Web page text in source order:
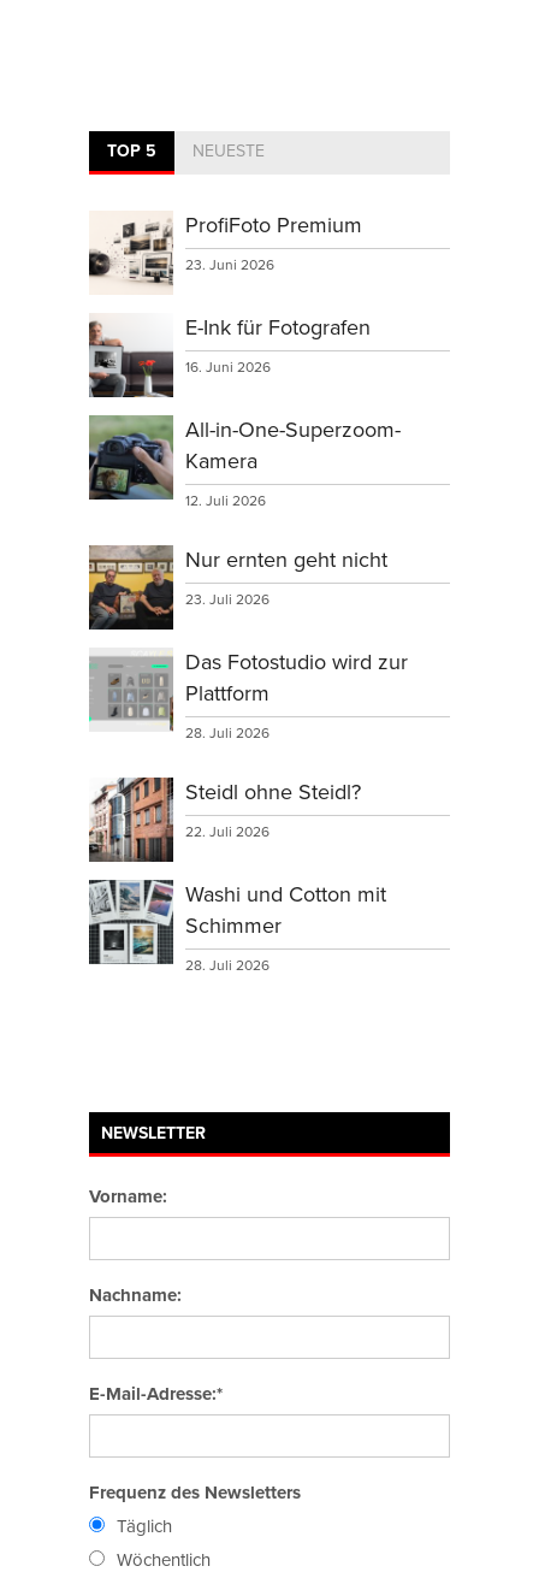
TOP 5 NEUESTE
ProfiFoto Premium
23. Juni 2026
E-Ink für Fotografen
16. Juni 2026
All-in-One-Superzoom-
Kamera
12. Juli 2026
Nur ernten geht nicht
23. Juli 2026
Das Fotostudio wird zur
Plattform
28. Juli 2026
Steidl ohne Steidl?
22. Juli 2026
Washi und Cotton mit
Schimmer
28. Juli 2026
NEWSLETTER
Vorname:
Nachname:
E-Mail-Adresse:*
Frequenz des Newsletters
Täglich
Wöchentlich